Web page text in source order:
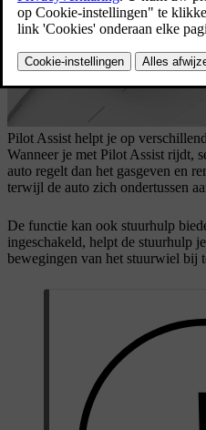
Pilot Assist helpt je op
Wanneer je met Pilot Assist rijdt,
auto regelt dan het gasgeven en
terwijl de auto zich ondertussen
De functie kan ook stuurhulp
ingeschakeld, helpt de stuurhulp
bewegingen van het stuurwiel bij